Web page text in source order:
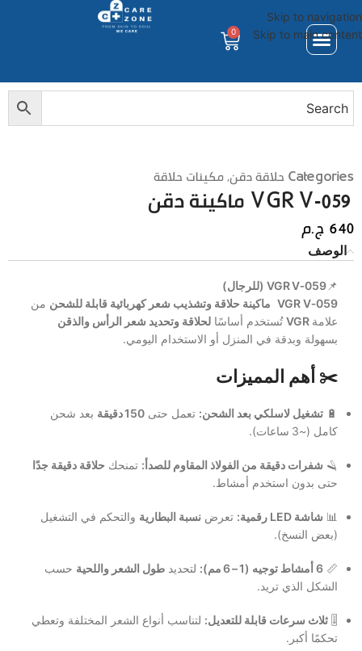
Skip to navigation
Skip to main content
0
Categoriesحلاقة دقن,مكينات حلاقة
640ج.م
الوصف
📌VGR V‑059 (للرجال)
VGR V‑059 ماكينة حلاقة وتشذيب شعر كهربائية قابلة للشحن من
علامة VGRتُستخدم أساسًا لحلاقة وتحديد شعر الرأس والذقن
بسهولة وبدقة في المنزل أو الاستخدام اليومي.
✂️ أهم المميزات
🔋 تشغيل لاسلكي بعد الشحن: تعمل حتى 150 دقيقة
بعد شحن
كامل (~3 ساعات).
🪒 شفرات دقيقة من الفولاذ المقاوم للصدأ: تمنحك حلاقة دقيقة جدًا
حتى بدون استخدم أمشاط.
📊 شاشة LED رقمية: تعرض نسبة البطارية والتحكم في التشغيل
(بعض النسخ).
📏 6 أمشاط توجيه (1 – 6 مم): لتحديد طول الشعر واللحية حسب
الشكل الذي تريد.
🎚️ ثلاث سرعات قابلة للتعديل: لتناسب أنواع الشعر المختلفة وتعطي
تحكمًا أكبر.